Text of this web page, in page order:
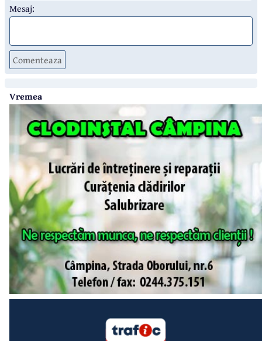
Mesaj:
Comenteaza
Vremea